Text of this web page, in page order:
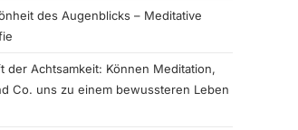
des Augenblicks – Meditative
der Achtsamkeit: Können Meditation,
Co. uns zu einem bewussteren Leben